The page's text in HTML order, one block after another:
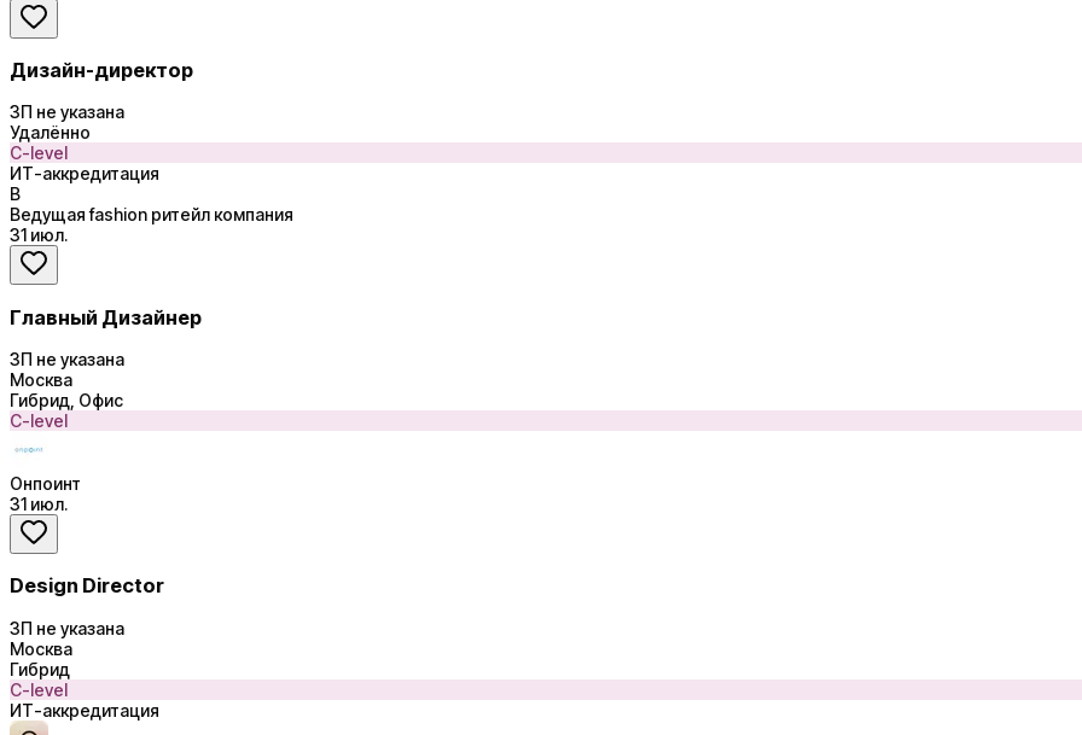
Дизайн-директор
ЗП не указана
Удалённо
C-level
ИТ-аккредитация
В
Ведущая fashion ритейл компания
31 июл.
Главный Дизайнер
ЗП не указана
Москва
Гибрид, Офис
C-level
Онпоинт
31 июл.
Design Director
ЗП не указана
Москва
Гибрид
C-level
ИТ-аккредитация